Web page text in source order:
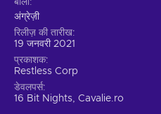
बोली
अंग्रेज़ी
रिलीज़ की तारीख
19 जनवरी 2021
प्रकाशक
Restless Corp
डेवलपर्स
16 Bit Nights, Cavalie.ro